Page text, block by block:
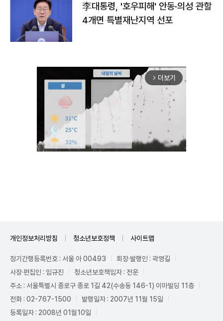
李대통령, '호우피해' 안동·의성 관할
4개면 특별재난지역 선포
arrow_forward_ios 더보기
개인정보처리방침 청소년보호정책 사이트맵
정기간행등록번호 : 서울 아 00493
회장·발행인 : 곽영길
사장·편집인 : 임규진
청소년보호책임자 : 전운
주소 : 서울특별시 종로구 종로 1길 42(수송동 146-1) 이마빌딩 11층
전화 : 02-767-1500
발행일자 : 2007년 11월 15일
등록일자 : 2008년 01월10일